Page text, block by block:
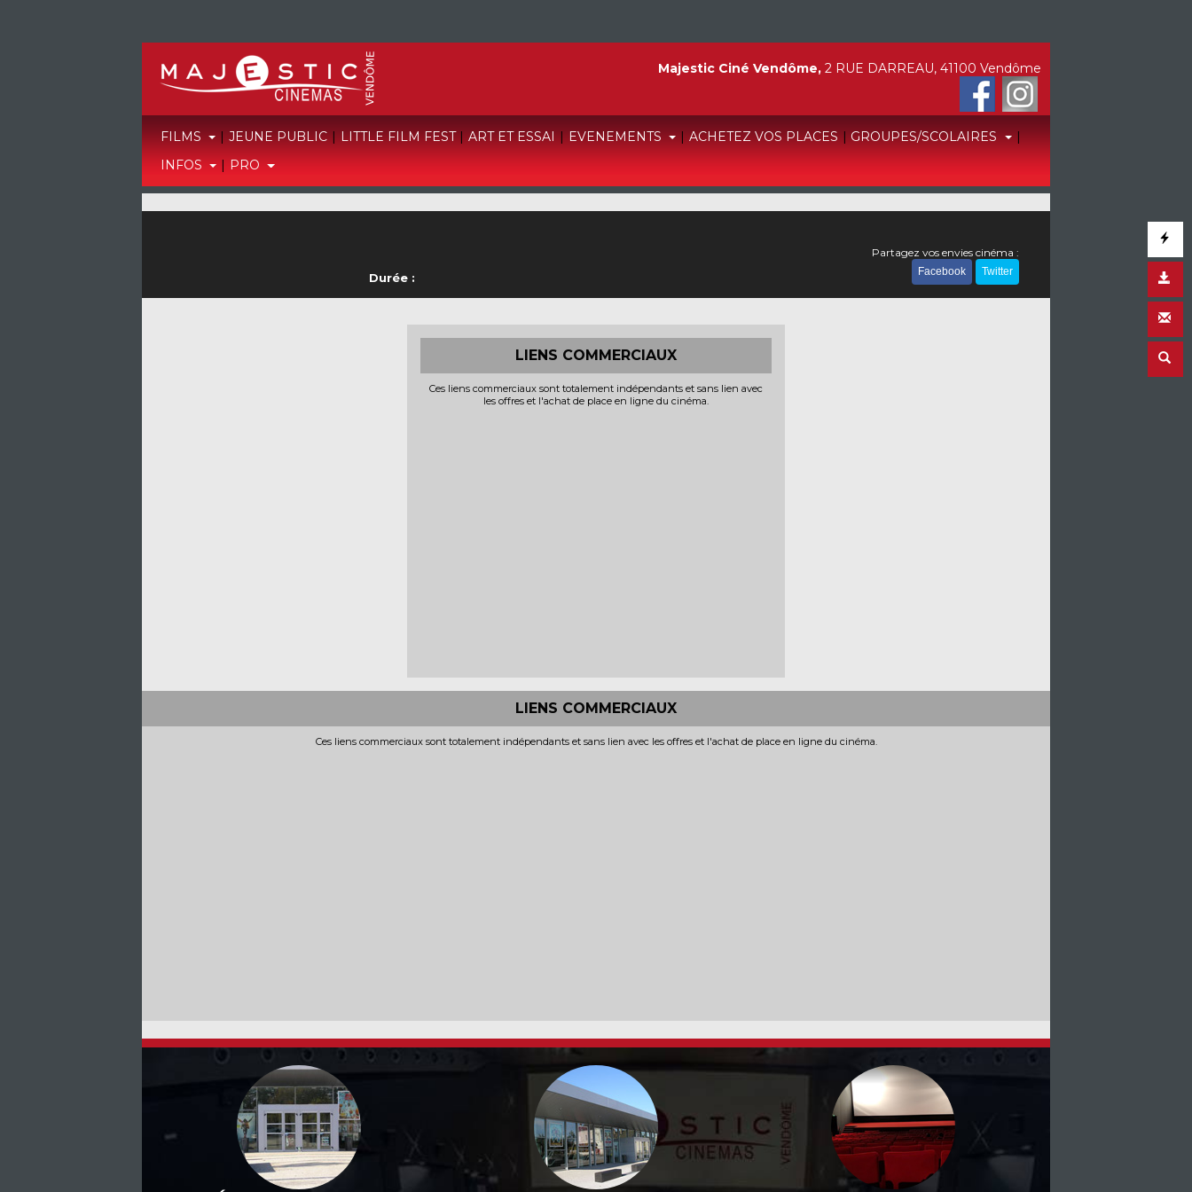
FILMS | JEUNE PUBLIC | LITTLE FILM FEST | ART ET ESSAI | EVENEMENTS | ACHETEZ VOS PLACES | GROUPES/SCOLAIRES
|
INFOS
| PRO
Majestic Ciné Vendôme, 2 RUE DARREAU, 41100 Vendôme
Durée :
Partagez vos envies cinéma :
Facebook Twitter
LIENS COMMERCIAUX
Ces liens commerciaux sont totalement indépendants et sans lien avec
les offres et l'achat de place en ligne du cinéma.
LIENS COMMERCIAUX
Ces liens commerciaux sont totalement indépendants et sans lien avec les offres et l'achat de place en ligne du cinéma.